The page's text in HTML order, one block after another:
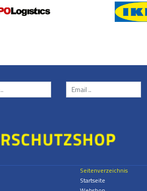
Seitenverzeichnis
Startseite